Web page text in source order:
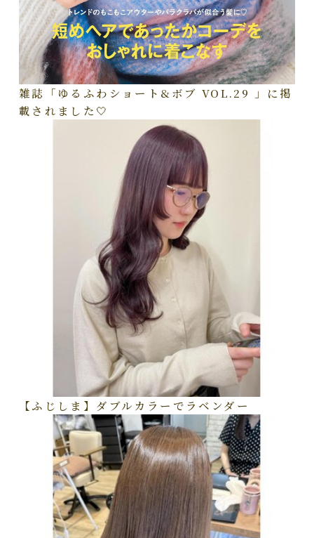
雑誌「ゆるふわショート&ボブ VOL.29 」に掲
載されました🤍
【ふじしま】ダブルカラーでラベンダー